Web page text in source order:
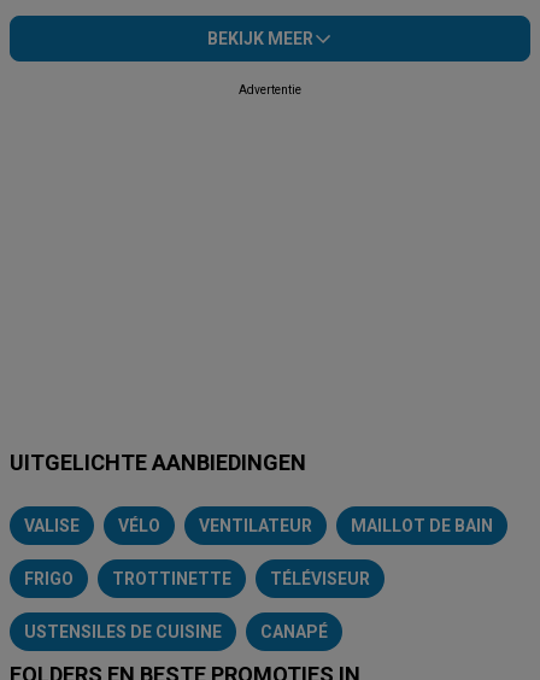
BEKIJK MEER
Advertentie
UITGELICHTE AANBIEDINGEN
VALISE VÉLO VENTILATEUR MAILLOT DE BAIN
FRIGO TROTTINETTE TÉLÉVISEUR
USTENSILES DE CUISINE CANAPÉ
FOLDERS EN BESTE PROMOTIES IN